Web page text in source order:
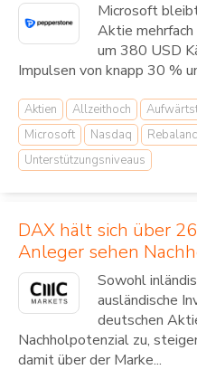
Microsoft
Aktie
um 380 USD
Impulsen von knapp 30 %
Aktien Allzeithoch
Microsoft
Nasdaq
Unterstützungsniveaus
DAX hält sich über
Anleger sehen
Sowohl
ausländische
deutschen
Nachholpotenzial zu,
damit über der Marke...